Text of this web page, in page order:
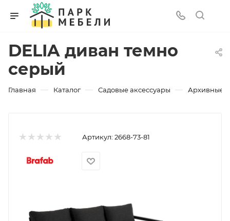
DELIA диван темно
серый
Главная — Каталог — Садовые аксессуары — Архивные
Артикул: 2668-73-81